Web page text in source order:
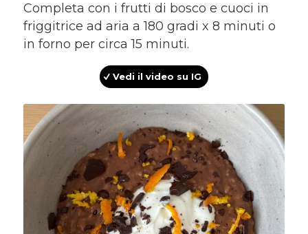
Completa con i frutti di bosco e cuoci in
friggitrice ad aria a 180 gradi x 8 minuti o
in forno per circa 15 minuti.
Vedi il video su IG